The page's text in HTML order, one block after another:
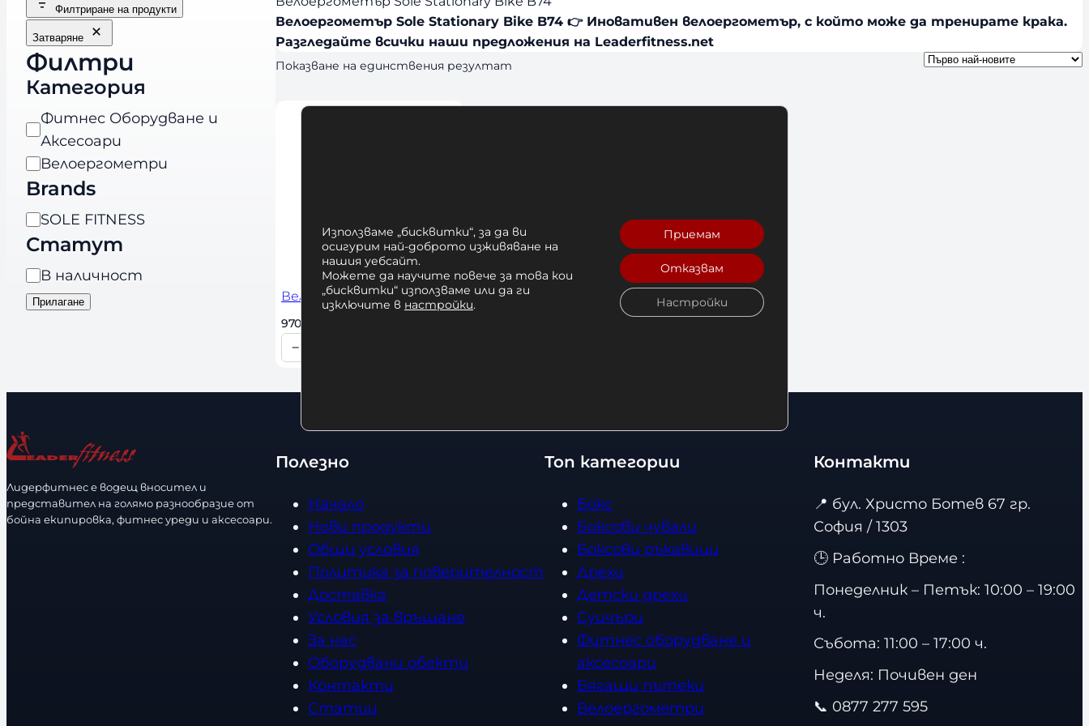
Филтриране на продукти
Затваряне
Филтри
Категория
а
т
е
г
о
р
и
я
Фитнес Оборудване и
Аксесоари
Велоергометри
Brands
B
r
a
n
d
SOLE FITNESS
Статут
Н
а
с
т
В наличност
Прилагане
Велоергометър Sole Stationary Bike B74 👉 Иновативен велоергометър, с който може да тренирате крака.
Разгледайте всички наши предложения на Leaderfitness.net
Показване на единствения резултат
Велоергометър Sole B74
970,00
−
К
е
Лидерфитнес е водещ вносител и
представител на голямо разнообразие от
бойна екипировка, фитнес уреди и аксесоари.
Полезно
Начало
Нови продукти
Общи условия
Политика за поверителност
Доставка
Условия за връщане
За нас
Оборудвани обекти
Контакти
Статии
Топ категории
Бокс
Боксови чували
Боксови ръкавици
Дрехи
Детски дрехи
Суичъри
Фитнес оборудване и
аксесоари
Бягащи пътеки
Велоергометри
Контакти
📍 бул. Христо Ботев 67 гр.
София / 1303
🕒 Работно Време :
Понеделник – Петък: 10:00 – 19:00
ч.
Събота: 11:00 – 17:00 ч.
Неделя: Почивен ден
📞 0877 277 595
Използваме „бисквитки“, за да ви
осигурим най-доброто изживяване на
нашия уебсайт.
Можете да научите повече за това кои
„бисквитки“ използваме или да ги
изключите в настройки.
Приемам
Отказвам
Настройки